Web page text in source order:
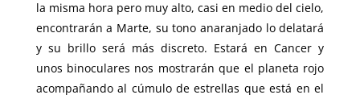
la misma hora pero muy alto, casi en medio del cielo,
encontrarán a Marte, su tono anaranjado lo delatará
y su brillo será más discreto. Estará en Cancer y
unos binoculares nos mostrarán que el planeta rojo
acompañando al cúmulo de estrellas que está en el